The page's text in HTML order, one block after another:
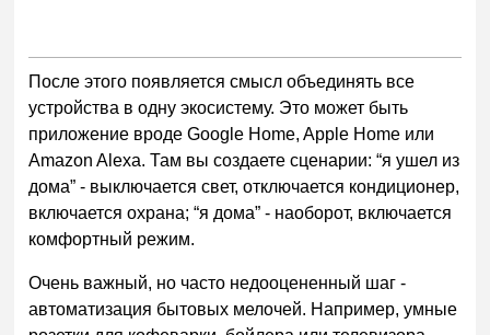
После этого появляется смысл объединять все
устройства в одну экосистему. Это может быть
приложение вроде Google Home, Apple Home или
Amazon Alexa. Там вы создаете сценарии: “я ушел из
дома” - выключается свет, отключается кондиционер,
включается охрана; “я дома” - наоборот, включается
комфортный режим.
Очень важный, но часто недооцененный шаг -
автоматизация бытовых мелочей. Например, умные